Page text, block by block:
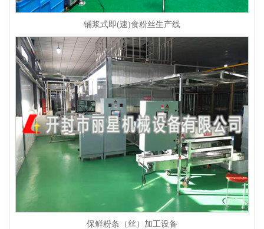
铺浆式即(速)食粉丝生产线
保鲜粉条（丝）加工设备